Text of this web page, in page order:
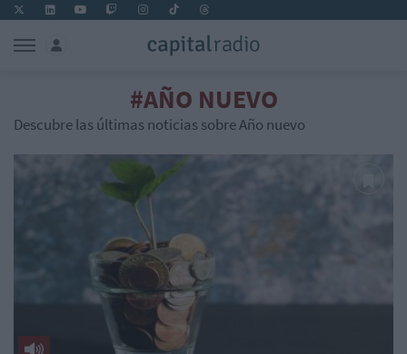
#AÑO NUEVO
Descubre las últimas noticias sobre Año nuevo